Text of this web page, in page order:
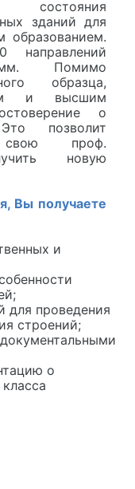
состояния
зданий для
Помимо
образца,
и высшим
о
позволит
свою проф.
новую
Вы получаете
и
для проведения
строений;
о